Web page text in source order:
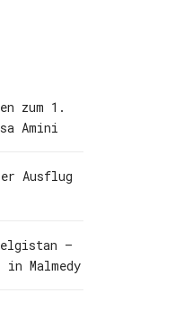
zum 1.
Amini
Ausflug
–
in Malmedy